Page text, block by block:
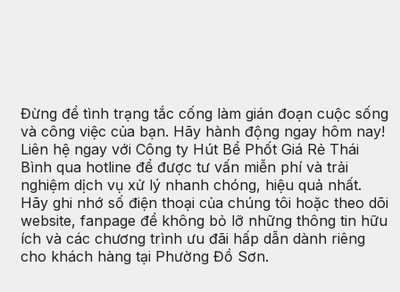
Đừng để tình trạng tắc cống làm gián đoạn cuộc sống
và công việc của bạn. Hãy hành động ngay hôm nay!
Liên hệ ngay với Công ty Hút Bể Phốt Giá Rẻ Thái
Bình qua hotline để được tư vấn miễn phí và trải
nghiệm dịch vụ xử lý nhanh chóng, hiệu quả nhất.
Hãy ghi nhớ số điện thoại của chúng tôi hoặc theo dõi
website, fanpage để không bỏ lỡ những thông tin hữu
ích và các chương trình ưu đãi hấp dẫn dành riêng
cho khách hàng tại Phường Đồ Sơn.